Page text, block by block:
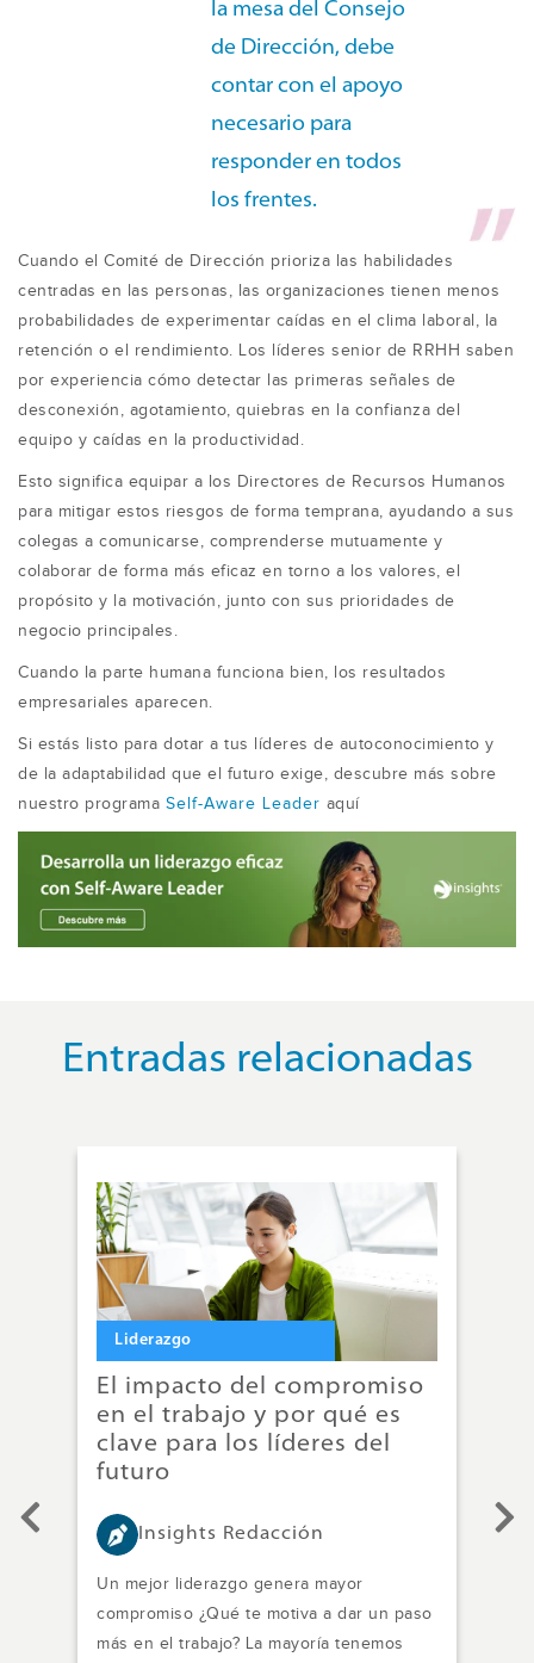
la mesa del Consejo
de Dirección, debe
contar con el apoyo
necesario para
responder en todos
los frentes.
Cuando el Comité de Dirección prioriza las habilidades
centradas en las personas, las organizaciones tienen menos
probabilidades de experimentar caídas en el clima laboral, la
retención o el rendimiento. Los líderes senior de RRHH saben
por experiencia cómo detectar las primeras señales de
desconexión, agotamiento, quiebras en la confianza del
equipo y caídas en la productividad.
Esto significa equipar a los Directores de Recursos Humanos
para mitigar estos riesgos de forma temprana, ayudando a sus
colegas a comunicarse, comprenderse mutuamente y
colaborar de forma más eficaz en torno a los valores, el
propósito y la motivación, junto con sus prioridades de
negocio principales.
Cuando la parte humana funciona bien, los resultados
empresariales aparecen.
Si estás listo para dotar a tus líderes de autoconocimiento y
de la adaptabilidad que el futuro exige, descubre más sobre
nuestro programa Self-Aware Leader aquí
Entradas relacionadas
Liderazgo
El impacto del compromiso
en el trabajo y por qué es
clave para los líderes del
futuro
Insights Redacción
Un mejor liderazgo genera mayor
compromiso ¿Qué te motiva a dar un paso
más en el trabajo? La mayoría tenemos
El